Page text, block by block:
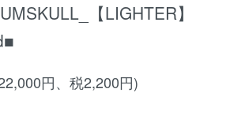
【LIGHTER】
円、税2,200円)